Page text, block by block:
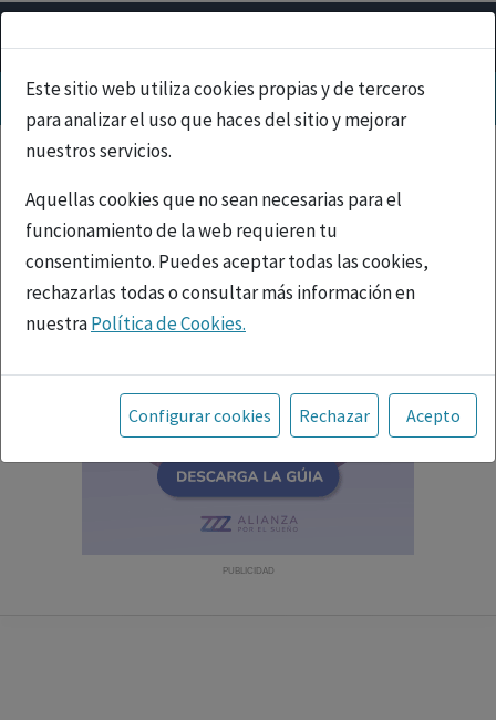
Este sitio web utiliza cookies propias y de terceros
para analizar el uso que haces del sitio y mejorar
nuestros servicios.
Aquellas cookies que no sean necesarias para el
funcionamiento de la web requieren tu
consentimiento. Puedes aceptar todas las cookies,
rechazarlas todas o consultar más información en
nuestraPolítica de Cookies.
Toda la información incluida en la Página Web está
referida a productos del mercado español y, por
tanto, dirigida a profesionales sanitarios legalmente
facultados para prescribir o dispensar medicamentos
con ejercicio profesional. La información técnica de los
fármacos se facilita a título meramente informativo,
Configurar cookies Rechazar Acepto
PUBLICIDAD